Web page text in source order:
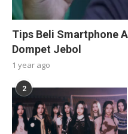
Tips Beli Smartphone
Dompet Jebol
1 year ago
2